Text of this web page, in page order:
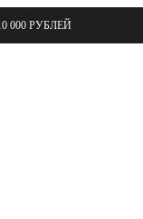
000 РУБЛЕЙ